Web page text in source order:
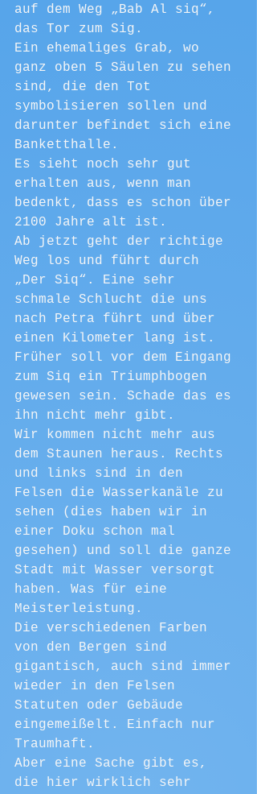
auf dem Weg „Bab Al siq“,
das Tor zum Sig.
Ein ehemaliges Grab, wo
ganz oben 5 Säulen zu sehen
sind, die den Tot
symbolisieren sollen und
darunter befindet sich eine
Banketthalle.
Es sieht noch sehr gut
erhalten aus, wenn man
bedenkt, dass es schon über
2100 Jahre alt ist.
Ab jetzt geht der richtige
Weg los und führt durch
„Der Siq“. Eine sehr
schmale Schlucht die uns
nach Petra führt und über
einen Kilometer lang ist.
Früher soll vor dem Eingang
zum Siq ein Triumphbogen
gewesen sein. Schade das es
ihn nicht mehr gibt.
Wir kommen nicht mehr aus
dem Staunen heraus. Rechts
und links sind in den
Felsen die Wasserkanäle zu
sehen (dies haben wir in
einer Doku schon mal
gesehen) und soll die ganze
Stadt mit Wasser versorgt
haben. Was für eine
Meisterleistung.
Die verschiedenen Farben
von den Bergen sind
gigantisch, auch sind immer
wieder in den Felsen
Statuten oder Gebäude
eingemeißelt. Einfach nur
Traumhaft.
Aber eine Sache gibt es,
die hier wirklich sehr